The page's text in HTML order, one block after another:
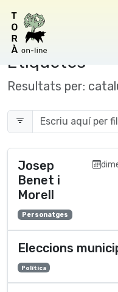
Etiquetes
Resultats per:
Josep
Benet i
Morell
Personatges
Eleccions
Polí­tica